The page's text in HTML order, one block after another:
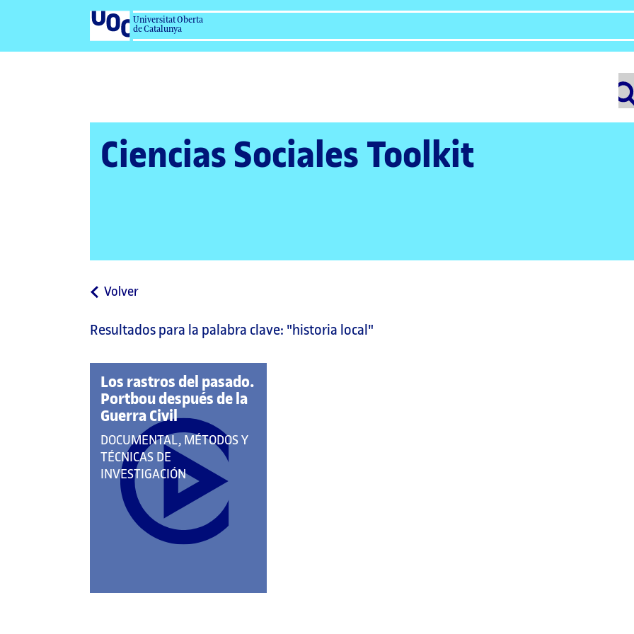
Universitat Oberta
de Catalunya
Ciencias Sociales Toolkit
Volvera
página
Resultados para la palabra clave: "historia local"
Los rastros del pasado.
Portbou después de la
Guerra Civil
QUE
PERTENECE
A
CATEGORÍAS:
DOCUMENTAL, MÉTODOS Y
TÉCNICAS DE
INVESTIGACIÓN